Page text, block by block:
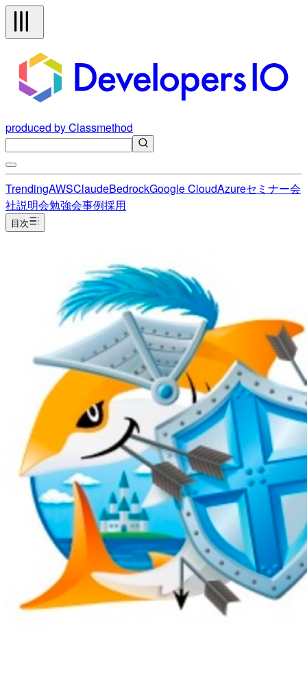
produced by Classmethod
TrendingAWSClaudeBedrockGoogle CloudAzureセミナー会
社説明会勉強会事例採用
目次